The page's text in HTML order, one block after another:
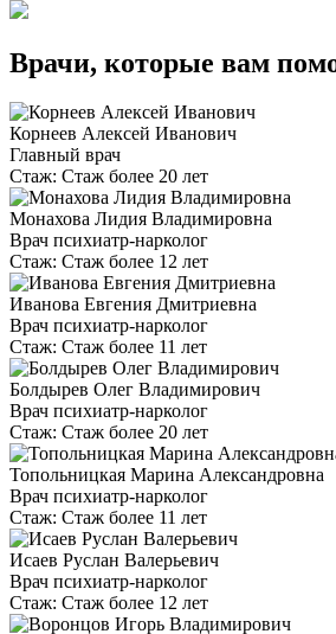
Врачи, которые вам
Корнеев Алексей Иванович
Главный врач
Стаж: Стаж более 20 лет
Монахова Лидия Владимировна
Врач психиатр-нарколог
Стаж: Стаж более 12 лет
Иванова Евгения Дмитриевна
Врач психиатр-нарколог
Стаж: Стаж более 11 лет
Болдырев Олег Владимирович
Врач психиатр-нарколог
Стаж: Стаж более 20 лет
Топольницкая Марина Александровна
Врач психиатр-нарколог
Стаж: Стаж более 11 лет
Исаев Руслан Валерьевич
Врач психиатр-нарколог
Стаж: Стаж более 12 лет